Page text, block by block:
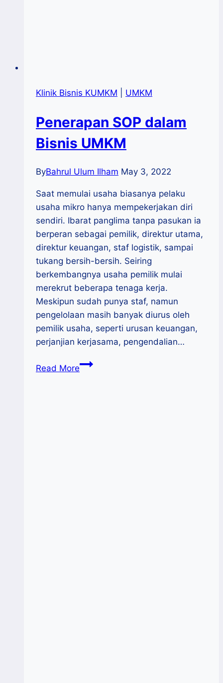
Klinik Bisnis KUMKM UMKM
Penerapan SOP dalam
Bisnis UMKM
ByBahrul Ulum Ilham May 3, 2022
Saat memulai usaha biasanya pelaku
usaha mikro hanya mempekerjakan diri
sendiri. Ibarat panglima tanpa pasukan ia
berperan sebagai pemilik, direktur utama,
direktur keuangan, staf logistik, sampai
tukang bersih-bersih. Seiring
berkembangnya usaha pemilik mulai
merekrut beberapa tenaga kerja.
Meskipun sudah punya staf, namun
pengelolaan masih banyak diurus oleh
pemilik usaha, seperti urusan keuangan,
perjanjian kerjasama, pengendalian…
Read MorePenerapan